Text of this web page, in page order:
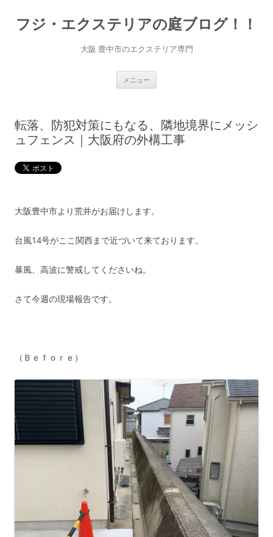
テ
ン
フジ・エクステリアの庭ブログ！！
大阪 豊中市のエクステリア専門
メニュー
転落、防犯対策にもなる、隣地境界にメッシ
ュフェンス｜大阪府の外構工事
大阪豊中市より荒井がお届けします。
台風14号がここ関西まで近づいて来ております。
暴風、高波に警戒してくださいね。
さて今週の現場報告です。
（Ｂｅｆｏｒｅ）